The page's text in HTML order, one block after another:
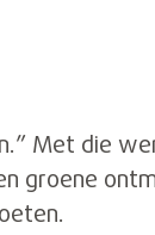
Met die
groene